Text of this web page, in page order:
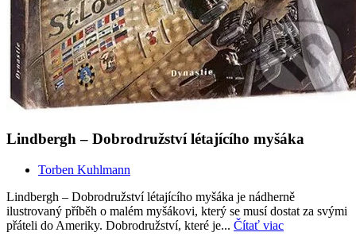
Lindbergh – Dobrodružství létajícího myšáka
Torben Kuhlmann
Lindbergh – Dobrodružství létajícího myšáka je nádherně
ilustrovaný příběh o malém myšákovi, který se musí dostat za svými
přáteli do Ameriky. Dobrodružství, které je... Čítať viac